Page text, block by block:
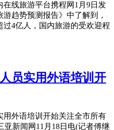
在线旅游平台携程网1月9日发
趋势预测报告》中了解到，
4亿人，国内旅游的受欢迎程
员实用外语培训开
用外语培训开始关注全市所有
亚新闻网11月18日电(记者傅继